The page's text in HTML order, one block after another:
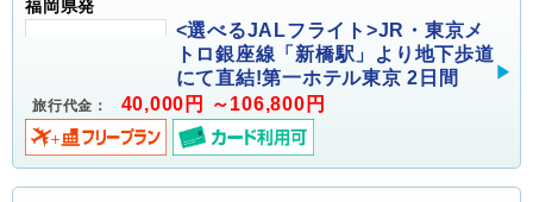
福岡県発
<選べるJALフライト>JR・東京メ
トロ銀座線「新橋駅」より地下歩道
にて直結!第一ホテル東京 2日間
旅行代金： 40,000円 ～106,800円